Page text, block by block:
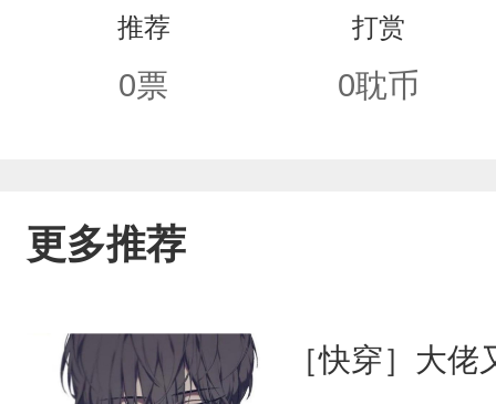
推荐
0票
打赏
0耽币
更多推荐
［快穿］大